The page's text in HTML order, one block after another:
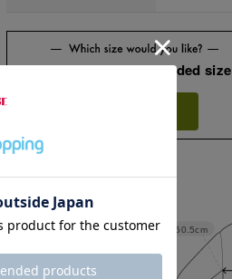
Check the recommended size
Width 50.5cm